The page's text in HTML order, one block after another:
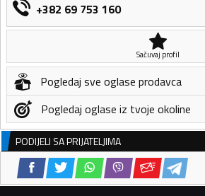
+382 69 753 160
Sačuvaj profil
Pogledaj sve oglase prodavca
Pogledaj oglase iz tvoje okoline
PODIJELI SA PRIJATELJIMA